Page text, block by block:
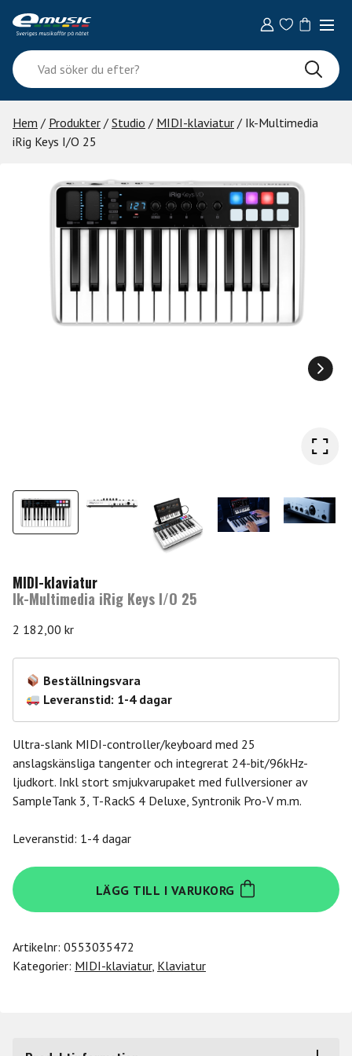
content
Vad
söker
du
efter?
Hem / Produkter / Studio / MIDI-klaviatur / Ik-Multimedia
iRig Keys I/O 25
MIDI-klaviatur
Ik-Multimedia iRig Keys I/O 25
2 182,00 kr
Beställningsvara
Leveranstid: 1-4 dagar
Ultra-slank MIDI-controller/keyboard med 25
anslagskänsliga tangenter och integrerat 24-bit/96kHz-
ljudkort. Inkl stort smjukvarupaket med fullversioner av
SampleTank 3, T-RackS 4 Deluxe, Syntronik Pro-V m.m.
Leveranstid: 1-4 dagar
Ik-
Multimedia
iRig
I/O
25
LÄGG TILL I VARUKORG
Artikelnr: 0553035472
Kategorier: MIDI-klaviatur, Klaviatur